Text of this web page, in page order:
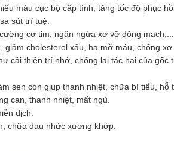
máu cục bộ cấp tính, tăng tốc độ phục
sút trí tuệ.
cơ tim, ngăn ngừa xơ vỡ động mạch,...
cholesterol xấu, hạ mỡ máu, chống
cải thiện trí nhớ, chống lại tác hại của
sen còn giúp thanh nhiệt, chữa bí tiểu, hỗ
can, thanh nhiệt, mất ngủ.
dịch.
chữa đau nhức xương khớp.